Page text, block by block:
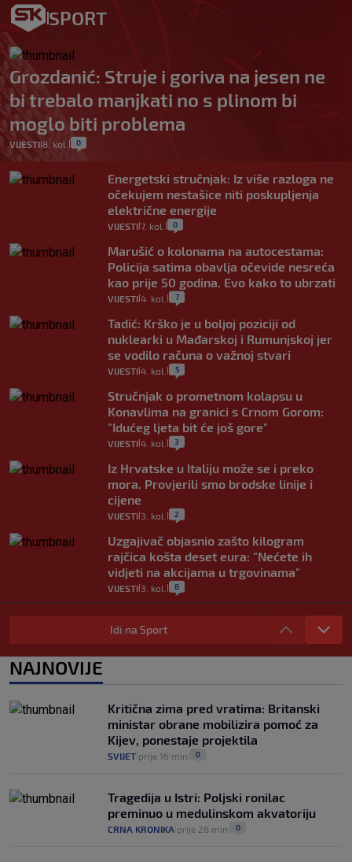
SPORT
Grozdanić: Struje i goriva na jesen ne
bi trebalo manjkati no s plinom bi
moglo biti problema
VIJESTI| 8. kol. 0
Energetski stručnjak: Iz više razloga ne
očekujem nestašice niti poskupljenja
električne energije
VIJESTI 7. kol. 0
Marušić o kolonama na autocestama:
Policija satima obavlja očevide nesreća
kao prije 50 godina. Evo kako to ubrzati
VIJESTI 4. kol. 7
Tadić: Krško je u boljoj poziciji od
nuklearki u Mađarskoj i Rumunjskoj jer
se vodilo računa o važnoj stvari
VIJESTI 4. kol. 5
Stručnjak o prometnom kolapsu u
Konavlima na granici s Crnom Gorom:
"Idućeg ljeta bit će još gore"
VIJESTI 4. kol. 3
Iz Hrvatske u Italiju može se i preko
mora. Provjerili smo brodske linije i
cijene
VIJESTI 3. kol. 2
Uzgajivač objasnio zašto kilogram
rajčica košta deset eura: "Nećete ih
vidjeti na akcijama u trgovinama"
VIJESTI 3. kol. 8
Selidba je jedno od stresnijih iskustava.
Evo aktualnih cijena i nekoliko savjeta
0
automobilom na Hvar iz Zagreba, a
koliko iz Osijeka
14
Idi na Sport
NAJNOVIJE
Kritična zima pred vratima: Britanski
ministar obrane mobilizira pomoć za
Kijev, ponestaje projektila
SVIJET prije 16 min 0
Tragedija u Istri: Poljski ronilac
preminuo u medulinskom akvatoriju
CRNA KRONIKA prije 28 min 0